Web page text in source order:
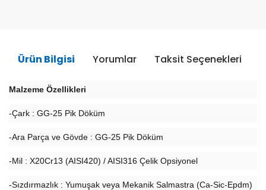
Ürün Bilgisi Yorumlar Taksit Seçenekleri
Malzeme Özellikleri
-Çark : GG-25 Pik Döküm
-Ara Parça ve Gövde : GG-25 Pik Döküm
-Mil : X20Cr13 (AISI420) / AISI316 Çelik Opsiyonel
-Sızdırmazlık : Yumuşak veya Mekanik Salmastra (Ca-Sic-Epdm)